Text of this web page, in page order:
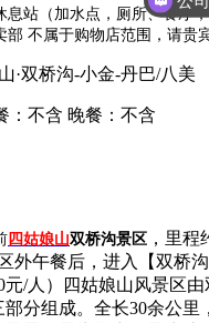
息站（加水点，厕所、餐厅
部 不属于购物店范围，请贵
·双桥沟-小金-丹巴/八美
：不含 晚餐：不含
四姑娘山双桥沟景区 ，里
外午餐后，进入【双桥
元/人）四姑娘山风景区
分组成。全长30余公里